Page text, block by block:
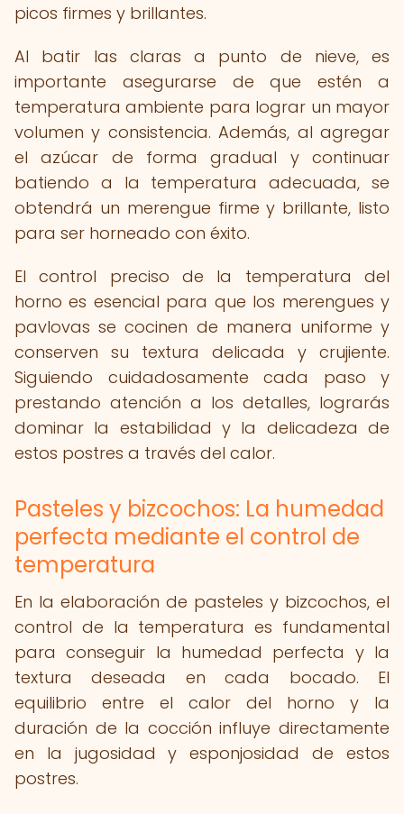
picos firmes y brillantes.
Al batir las claras a punto de nieve, es
importante asegurarse de que estén a
temperatura ambiente para lograr un mayor
volumen y consistencia. Además, al agregar
el azúcar de forma gradual y continuar
batiendo a la temperatura adecuada, se
obtendrá un merengue firme y brillante, listo
para ser horneado con éxito.
El control preciso de la temperatura del
horno es esencial para que los merengues y
pavlovas se cocinen de manera uniforme y
conserven su textura delicada y crujiente.
Siguiendo cuidadosamente cada paso y
prestando atención a los detalles, lograrás
dominar la estabilidad y la delicadeza de
estos postres a través del calor.
Pasteles y bizcochos: La humedad
perfecta mediante el control de
temperatura
En la elaboración de pasteles y bizcochos, el
control de la temperatura es fundamental
para conseguir la humedad perfecta y la
textura deseada en cada bocado. El
equilibrio entre el calor del horno y la
duración de la cocción influye directamente
en la jugosidad y esponjosidad de estos
postres.